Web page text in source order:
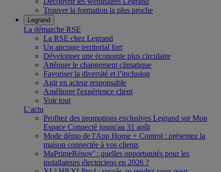
Trouver la formation la plus proche
Legrand
La démarche RSE
La RSE chez Legrand
Un ancrage territorial fort
Développer une économie plus circulaire
Atténuer le changement climatique
Favoriser la diversité et l’inclusion
Agir en acteur responsable
Améliorer l'expérience client
Voir tout
L’actu
Profitez des promotions exclusives Legrand sur Mon
Espace Connecté jusqu'au 31 août
Mode démo de l'App Home + Control : présentez la
maison connectée à vos clients
MaPrimeRénov’ : quelles opportunités pour les
installateurs électriciens en 2026 ?